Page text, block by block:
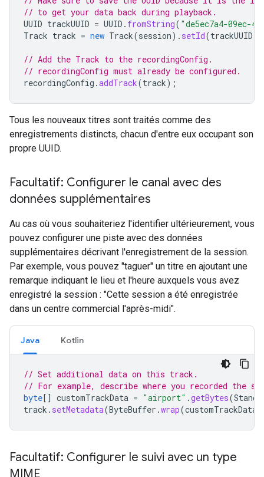
// to get your data back during playback.
UUID trackUUID = UUID . fromString( "de5ec7a4-09ec-
Track track = new Track(session). setId(trackUUID
// Add the Track to the recordingConfig.
// recordingConfig must already be configured.
recordingConfig .addTrack(track);
Tous les nouveaux titres sont traités comme des
enregistrements distincts, chacun d'entre eux occupant son
propre UUID.
Facultatif: Configurer le canal avec des
données supplémentaires
Au cas où vous souhaiteriez l'identifier ultérieurement, vous
pouvez configurer une piste avec des données
supplémentaires décrivant l'enregistrement de la session.
Par exemple, vous pouvez "taguer" un titre en ajoutant une
remarque indiquant le lieu et l'heure auxquels vous avez
enregistré la session : "Cette session a été enregistrée
dans un centre commercial l'après-midi".
Java Kotlin
// Set additional data on this track.
// For example, describe where you recorded the
byte[] customTrackData = "airport" .getBytes(
track . setMetadata(ByteBuffer .wrap(customTrackData
Facultatif: Configurer le suivi avec un type
MIME